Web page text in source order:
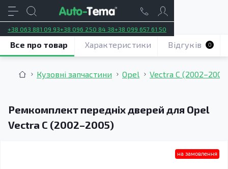
+38 063 881 09 93+38 096 250 84 38+38 099 657 61 50
Кузовні запчастини Opel Vectra C
Ремкомплект передніх дверей для Opel
Vectra C (2002–2005)
Все про товар Характеристики Відгуків 0
на замовлення